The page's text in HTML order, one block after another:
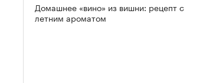
Домашнее «вино» из вишни: рецепт с
летним ароматом